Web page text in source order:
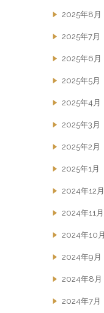
2025年8月
2025年7月
2025年6月
2025年5月
2025年4月
2025年3月
2025年2月
2025年1月
2024年12月
2024年11月
2024年10月
2024年9月
2024年8月
2024年7月